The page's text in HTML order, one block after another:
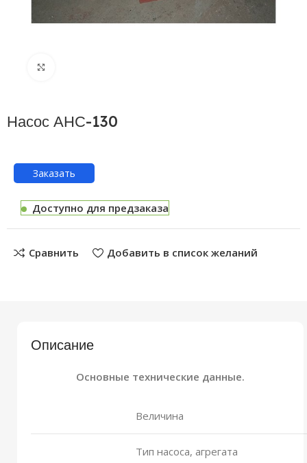
Насос АНС-130
Заказать
Доступно для предзаказа
Сравнить Добавить в список желаний
Описание
Основные технические данные.
Величина
Тип насоса, агрегата